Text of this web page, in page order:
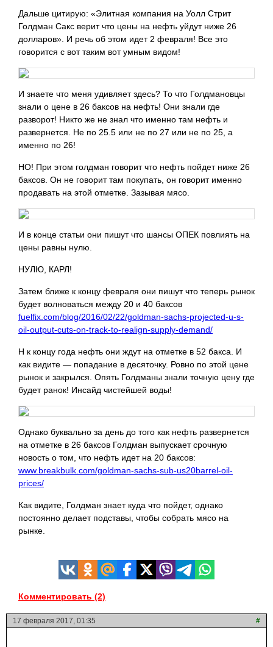
Дальше цитирую: «Элитная компания на Уолл Стрит
Голдман Сакс верит что цены на нефть уйдут ниже 26
долларов». И речь об этом идет 2 февраля! Все это
говорится с вот таким вот умным видом!
И знаете что меня удивляет здесь? То что Голдмановцы
знали о цене в 26 баксов на нефть! Они знали где
разворот! Никто же не знал что именно там нефть и
развернется. Не по 25.5 или не по 27 или не по 25, а
именно по 26!
НО! При этом голдман говорит что нефть пойдет ниже 26
баксов. Он не говорит там покупать, он говорит именно
продавать на этой отметке. Зазывая мясо.
И в конце статьи они пишут что шансы ОПЕК повлиять на
цены равны нулю.
НУЛЮ, КАРЛ!
Затем ближе к концу февраля они пишут что теперь рынок
будет волноваться между 20 и 40 баксов
fuelfix.com/blog/2016/02/22/goldman-sachs-projected-u-s-
oil-output-cuts-on-track-to-realign-supply-demand/
Н к концу года нефть они ждут на отметке в 52 бакса. И
как видите — попадание в десяточку. Ровно по этой цене
рынок и закрылся. Опять Голдманы знали точную цену где
будет ранок! Инсайд чистейшей воды!
Однако буквально за день до того как нефть развернется
на отметке в 26 баксов Голдман выпускает срочную
новость о том, что нефть идет на 20 баксов:
www.breakbulk.com/goldman-sachs-sub-us20barrel-oil-
prices/
Как видите, Голдман знает куда что пойдет, однако
постоянно делает подставы, чтобы собрать мясо на
рынке.
Комментировать (2)
17 февраля 2017, 01:35 #